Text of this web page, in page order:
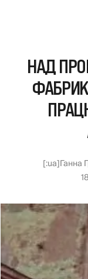
НАД
[:ua]Ганна